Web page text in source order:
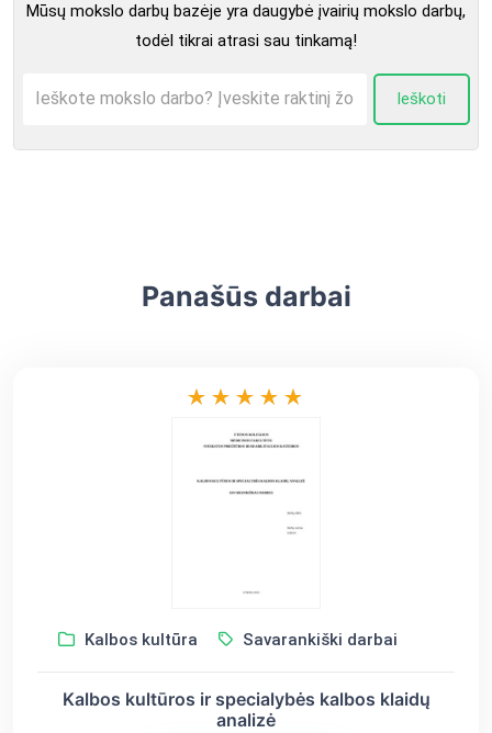
Mūsų mokslo darbų bazėje yra daugybė įvairių mokslo darbų,
todėl tikrai atrasi sau tinkamą!
Ieškoti
Panašūs darbai
Kalbos kultūra Savarankiški darbai
Kalbos kultūros ir specialybės kalbos klaidų
analizė